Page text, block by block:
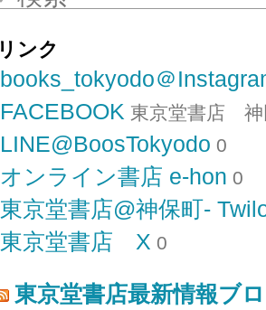
リンク
books_tokyodo＠
FACEBOOK 東京堂書店 神
LINE@BoosTokyodo 0
オンライン書店 e-hon 0
東京堂書店@神保町-
東京堂書店 X 0
東京堂書店最新情報ブ